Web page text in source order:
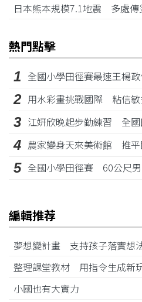
日本熊本規模7.1地震 多處
熱門點擊
1 全國小學田徑賽最速王楊
2 用水彩畫挑戰國際 粘信敏
3 江姸欣晚起步勤練習 全國
4 農家變身天來美術館 推平
5 全國小學田徑賽 60公尺
編輯推荐
夢想變計畫 支持孩子落實想
整理課堂教材 用指令生成新
小國也有大實力